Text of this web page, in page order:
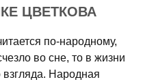
ЦВЕТКОВА
по-народному,
во сне, то в жизни
Народная